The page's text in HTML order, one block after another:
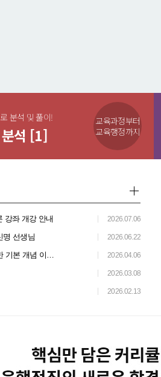
분석 및 풀이!
석 [1]
교육과정부터
교육행정까지
강좌 개강 안내 2026.07.06
명 선생님 2026.06.22
하는 추세의 시험! 2026.04.06
2026.03.08
2026.02.13